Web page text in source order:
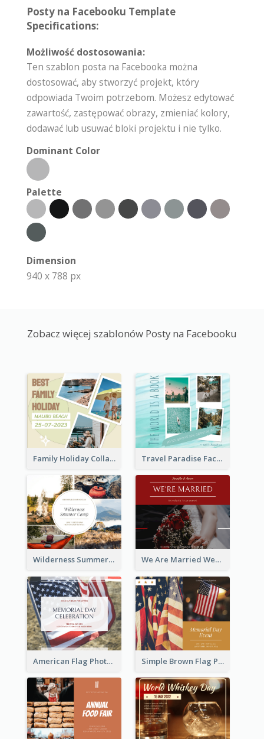
Posty na Facebooku Template
Specifications:
Możliwość dostosowania:
Ten szablon posta na Facebooka można
dostosować, aby stworzyć projekt, który
odpowiada Twoim potrzebom. Możesz edytować
zawartość, zastępować obrazy, zmieniać kolory,
dodawać lub usuwać bloki projektu i nie tylko.
Dominant Color
Palette
Dimension
940 x 788 px
Zobacz więcej szablonów Posty na Facebooku
Family Holiday Collage Facebook Post Travel Paradise Facebook Post
Wilderness Summer Camp Facebook Post We Are Married Wedding Facebook Post
American Flag Photo Memorial Day Celebration Facebook Post Simple Brown Flag Photo Memorial Day Facebook Post